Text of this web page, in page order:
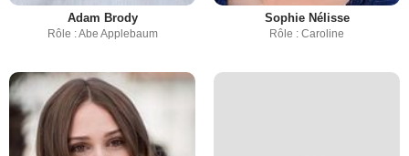
Adam Brody
Rôle : Abe Applebaum
Sophie Nélisse
Rôle : Caroline